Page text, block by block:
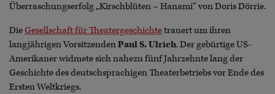
Überraschungserfolg „Kirschblüten – Hanami“ von Doris Dörrie.
DieGesellschaft für Theatergeschichtetrauert um ihren
langjährigen VorsitzendenPaul S. Ulrich. Der gebürtige US-
Amerikaner widmete sich nahezu fünf Jahrzehnte lang der
Geschichte des deutschsprachigen Theaterbetriebs vor Ende des
Ersten Weltkriegs.